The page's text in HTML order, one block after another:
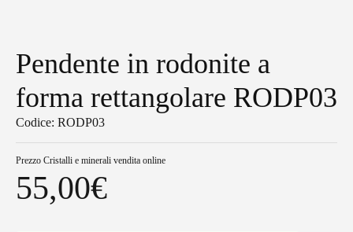
Pendente in rodonite a
forma rettangolare RODP03
Codice: RODP03
Prezzo Cristalli e minerali vendita online
55,00€